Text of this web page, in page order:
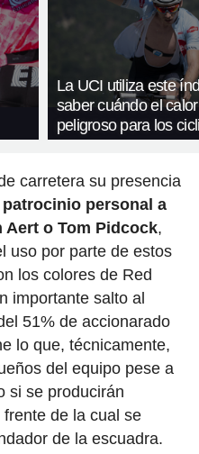
La UCI utiliza este
saber cuándo el
peligroso para los
carretera su presencia
patrocinio personal a
o Tom Pidcock,
uso por parte de estos
los colores de Red
importante salto al
51% de accionarado
lo que, técnicamente,
del equipo pese a
si se producirán
de la cual se
de la escuadra.